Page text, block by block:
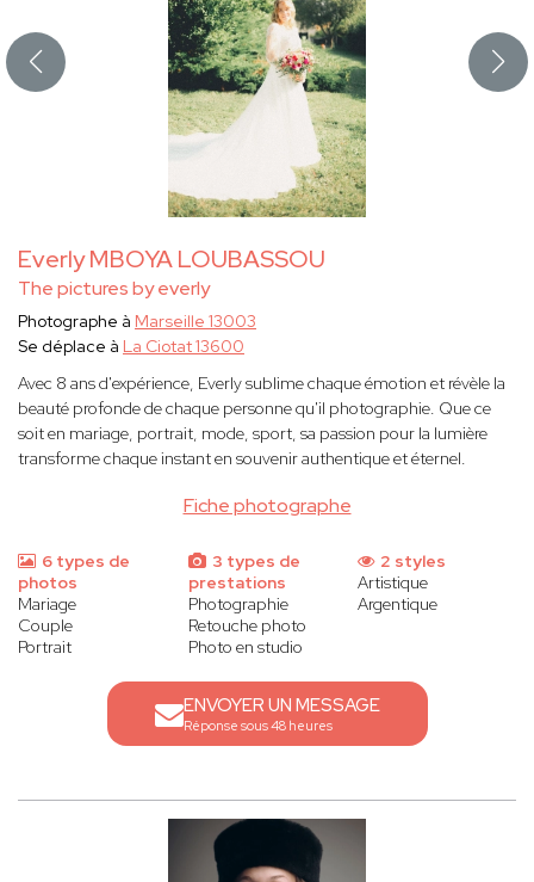
Everly MBOYA LOUBASSOU
The pictures by everly
Fiche photographe
Photographe à Marseille 13003
Se déplace à La Ciotat 13600
Avec 8 ans d'expérience, Everly sublime chaque émotion et révèle la
beauté profonde de chaque personne qu'il photographie. Que ce
soit en mariage, portrait, mode, sport, sa passion pour la lumière
transforme chaque instant en souvenir authentique et éternel.
6 types de
photos
Mariage
Couple
Portrait
3 types de
prestations
Photographie
Retouche photo
Photo en studio
2 styles
Artistique
Argentique
ENVOYER UN MESSAGE
Réponse sous 48 heures